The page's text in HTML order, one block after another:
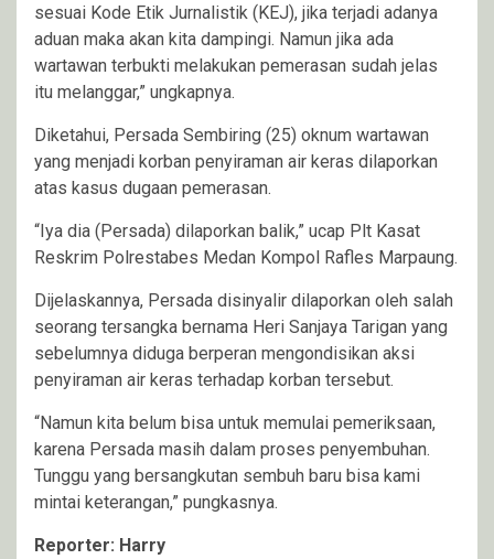
sesuai Kode Etik Jurnalistik (KEJ), jika terjadi adanya
aduan maka akan kita dampingi. Namun jika ada
wartawan terbukti melakukan pemerasan sudah jelas
itu melanggar,” ungkapnya.
Diketahui, Persada Sembiring (25) oknum wartawan
yang menjadi korban penyiraman air keras dilaporkan
atas kasus dugaan pemerasan.
“Iya dia (Persada) dilaporkan balik,” ucap Plt Kasat
Reskrim Polrestabes Medan Kompol Rafles Marpaung.
Dijelaskannya, Persada disinyalir dilaporkan oleh salah
seorang tersangka bernama Heri Sanjaya Tarigan yang
sebelumnya diduga berperan mengondisikan aksi
penyiraman air keras terhadap korban tersebut.
“Namun kita belum bisa untuk memulai pemeriksaan,
karena Persada masih dalam proses penyembuhan.
Tunggu yang bersangkutan sembuh baru bisa kami
mintai keterangan,” pungkasnya.
Reporter: Harry